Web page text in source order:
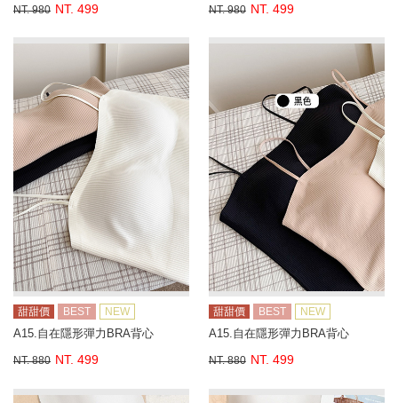
NT. 980 NT. 499 NT. 980 NT. 499
甜甜價 BEST NEW
A15.自在隱形彈力BRA背心
NT. 880 NT. 499
甜甜價 BEST NEW
A15.自在隱形彈力BRA背心
NT. 880 NT. 499